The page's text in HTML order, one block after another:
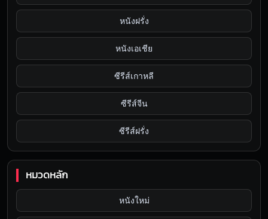
หนังฝรั่ง
หนังเอเชีย
ซีรีส์เกาหลี
ซีรีส์จีน
ซีรีส์ฝรั่ง
หมวดหลัก
หนังใหม่